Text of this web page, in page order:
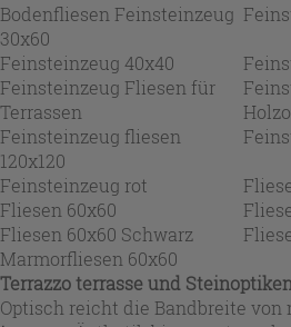
Bodenfliesen Feinsteinzeug
30x60
Feinsteinzeug 40x40
Feinsteinzeug Fliesen für
Terrassen
Feinsteinzeug fliesen
120x120
Feinsteinzeug rot
Fliesen 60x60
Fliesen 60x60 Schwarz
Marmorfliesen 60x60
Terrazzo terrasse und
Optisch reicht die Bandbreite von